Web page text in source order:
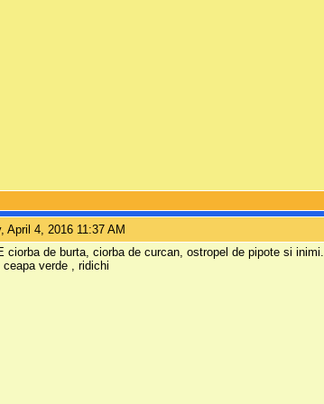
April 4, 2016 11:37 AM
ciorba de burta, ciorba de curcan, ostropel de pipote si inimi.
verde , ridichi